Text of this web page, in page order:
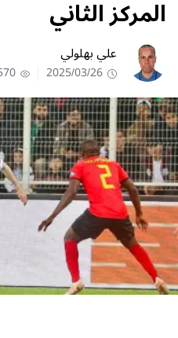
المركز الثاني
علي بهلولي
2025/03/26